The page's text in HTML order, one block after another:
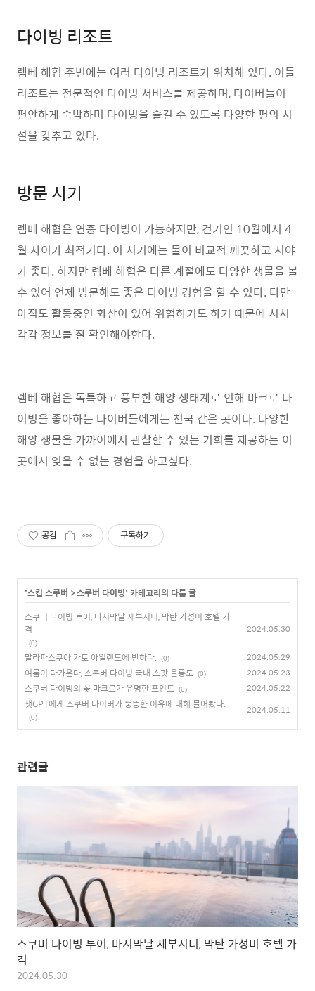
다이빙 리조트
렘베 해협 주변에는 여러 다이빙 리조트가 위치해 있다. 이들
리조트는 전문적인 다이빙 서비스를 제공하며, 다이버들이
편안하게 숙박하며 다이빙을 즐길 수 있도록 다양한 편의 시
설을 갖추고 있다.
방문 시기
렘베 해협은 연중 다이빙이 가능하지만, 건기인 10월에서 4
월 사이가 최적기다. 이 시기에는 물이 비교적 깨끗하고 시야
가 좋다. 하지만 렘베 해협은 다른 계절에도 다양한 생물을 볼
수 있어 언제 방문해도 좋은 다이빙 경험을 할 수 있다. 다만
아직도 활동중인 화산이 있어 위험하기도 하기 때문에 시시
각각 정보를 잘 확인해야한다.
렘베 해협은 독특하고 풍부한 해양 생태계로 인해 마크로 다
이빙을 좋아하는 다이버들에게는 천국 같은 곳이다. 다양한
해양 생물을 가까이에서 관찰할 수 있는 기회를 제공하는 이
곳에서 잊을 수 없는 경험을 하고싶다.
공감 구독하기
'스킨 스쿠버 >스쿠버 다이빙' 카테고리의 다른 글
스쿠버 다이빙 투어, 마지막날 세부시티, 막탄 가성비 호텔 가
격
(0)
2024.05.30
말라파스쿠아 가토 아일랜드에 반하다. (0) 2024.05.29
여름이 다가온다, 스쿠버 다이빙 국내 스팟 울릉도 (0) 2024.05.23
스쿠버 다이빙의 꽃 마크로가 유명한 포인트 (0) 2024.05.22
챗GPT에게 스쿠버 다이버가 뚱뚱한 이유에 대해 물어봤다.
(0)
2024.05.11
관련글
스쿠버 다이빙 투어, 마지막날 세부시티, 막탄 가성비 호텔 가
격
2024.05.30